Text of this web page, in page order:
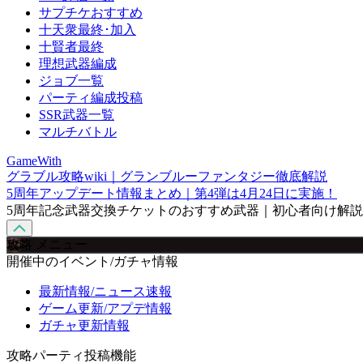
サプチケおすすめ
十天衆最終･加入
十賢者最終
理想武器編成
ジョブ一覧
パーティ編成投稿
SSR武器一覧
マルチバトル
GameWith
グラブル攻略wiki｜グランブルーファンタジー徹底解説
5周年アップデート情報まとめ｜第4弾は4月24日に実施！
5周年記念武器交換チケットのおすすめ武器｜初心者向け解
攻略 メニュー
開催中のイベント/ガチャ情報
最新情報/ニュース速報
ゲーム更新/アプデ情報
ガチャ更新情報
攻略パーティ投稿機能